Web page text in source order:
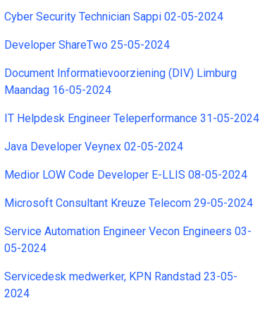
Cyber Security Technician Sappi 02-05-2024
Developer ShareTwo 25-05-2024
Document Informatievoorziening (DIV) Limburg
Maandag 16-05-2024
IT Helpdesk Engineer Teleperformance 31-05-2024
Java Developer Veynex 02-05-2024
Medior LOW Code Developer E-LLIS 08-05-2024
Microsoft Consultant Kreuze Telecom 29-05-2024
Service Automation Engineer Vecon Engineers 03-
05-2024
Servicedesk medwerker, KPN Randstad 23-05-
2024